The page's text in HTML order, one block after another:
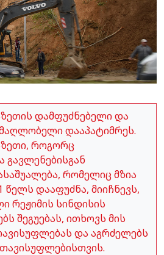
დამფუძნებელი და
დააპატიმრეს.
როგორც
რომელიც მზია
დააფუძნა, მიიჩნევს,
რეჟიმის სინდისის
შეგუებას, ითხოვს მის
და აგრძელებს